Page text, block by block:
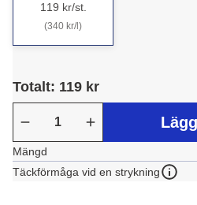
119 kr/st.
(340 kr/l)
Totalt: 119 kr
Mängd
Täckförmåga vid en strykning